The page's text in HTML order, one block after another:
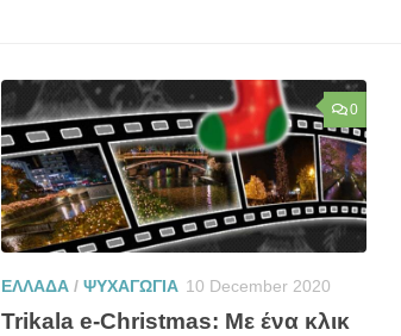
0
ΕΛΛΑΔΑ / ΨΥΧΑΓΩΓΙΑ 10 December 2020
Trikala e-Christmas: Με ένα κλικ